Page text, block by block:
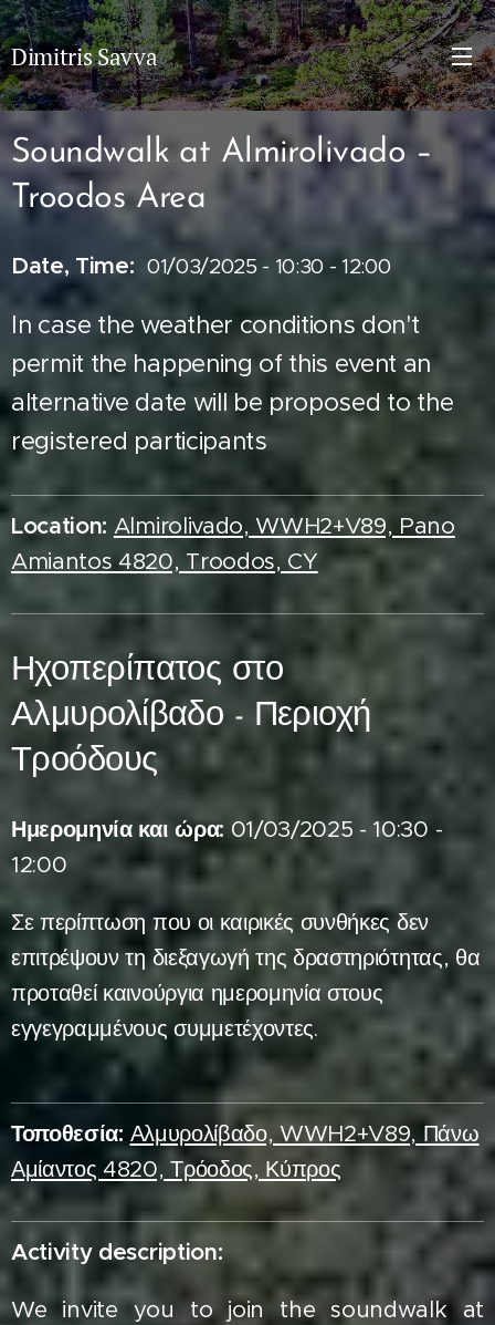
Dimitris Savva
Soundwalk at Almirolivado –
Troodos Area
Date, Time: 01/03/2025 - 10:30 - 12:00
In case the weather conditions don't
permit the happening of this event an
alternative date will be proposed to the
registered participants
Location: Almirolivado, WWH2+V89, Pano
Amiantos 4820, Troodos, CY
Ηχοπερίπατος στο
Αλμυρολίβαδο - Περιοχή
Τροόδους
Ημερομηνία και ώρα: 01/03/2025 - 10:30 -
12:00
Σε περίπτωση που οι καιρικές συνθήκες δεν
επιτρέψουν τη διεξαγωγή της δραστηριότητας, θα
προταθεί καινούργια ημερομηνία στους
εγγεγραμμένους συμμετέχοντες.
Τοποθεσία: Αλμυρολίβαδο, WWH2+V89, Πάνω
Αμίαντος 4820, Τρόοδος, Κύπρος
Activity description:
We invite you to join the soundwalk at